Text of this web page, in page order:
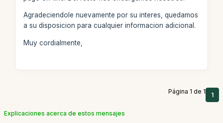
Agradeciendole nuevamente por su interes, quedamos
a su disposicion para cualquier informacion adicional.
Muy cordialmente,
Página 1 de 1 1
Explicaciones acerca de estos mensajes